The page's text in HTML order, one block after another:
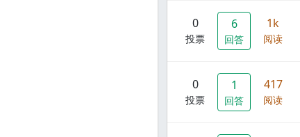
0
投票
6
回答
1k
阅读
0
投票
1
回答
417
阅读